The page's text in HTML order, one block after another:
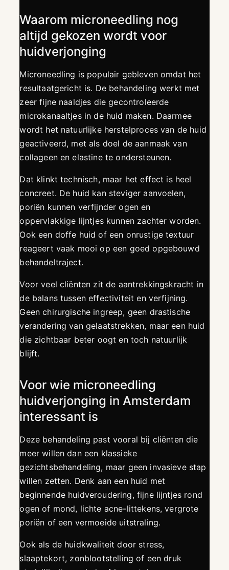
Waarom microneedling nog
altijd gekozen wordt voor
huidverjonging
Microneedling is populair gebleven omdat het
resultaatgericht is. De behandeling werkt met
zeer fijne naaldjes die gecontroleerde
microkanaaltjes in de huid maken. Daarmee
wordt het natuurlijke herstelproces van de huid
geactiveerd, met als doel de aanmaak van
collageen en elastine te ondersteunen.
Dat klinkt technisch, maar het effect is heel
concreet. De huid kan steviger aanvoelen,
poriën kunnen verfijnder ogen en
oppervlakkige lijntjes kunnen zachter worden.
Ook een doffe huid of een onrustige textuur
reageert vaak mooi op een goed opgebouwd
behandeltraject.
Voor veel cliënten zit de aantrekkingskracht in
de balans tussen effectiviteit en verfijning.
Geen chirurgische ingreep, geen drastische
verandering van gelaatstrekken, maar een huid
die zichtbaar beter oogt en toch natuurlijk
blijft.
Voor wie microneedling
huidverjonging in Amsterdam
interessant is
Deze behandeling past vooral bij cliënten die
meer willen dan een klassieke
gezichtsbehandeling, maar geen invasieve stap
willen zetten. Denk aan een huid met
beginnende huidveroudering, fijne lijntjes rond
ogen of mond, lichte acne-littekens, vergrote
poriën of een vermoeide uitstraling.
Ook als de huidkwaliteit door stress,
slaaptekort, zonblootstelling of een druk